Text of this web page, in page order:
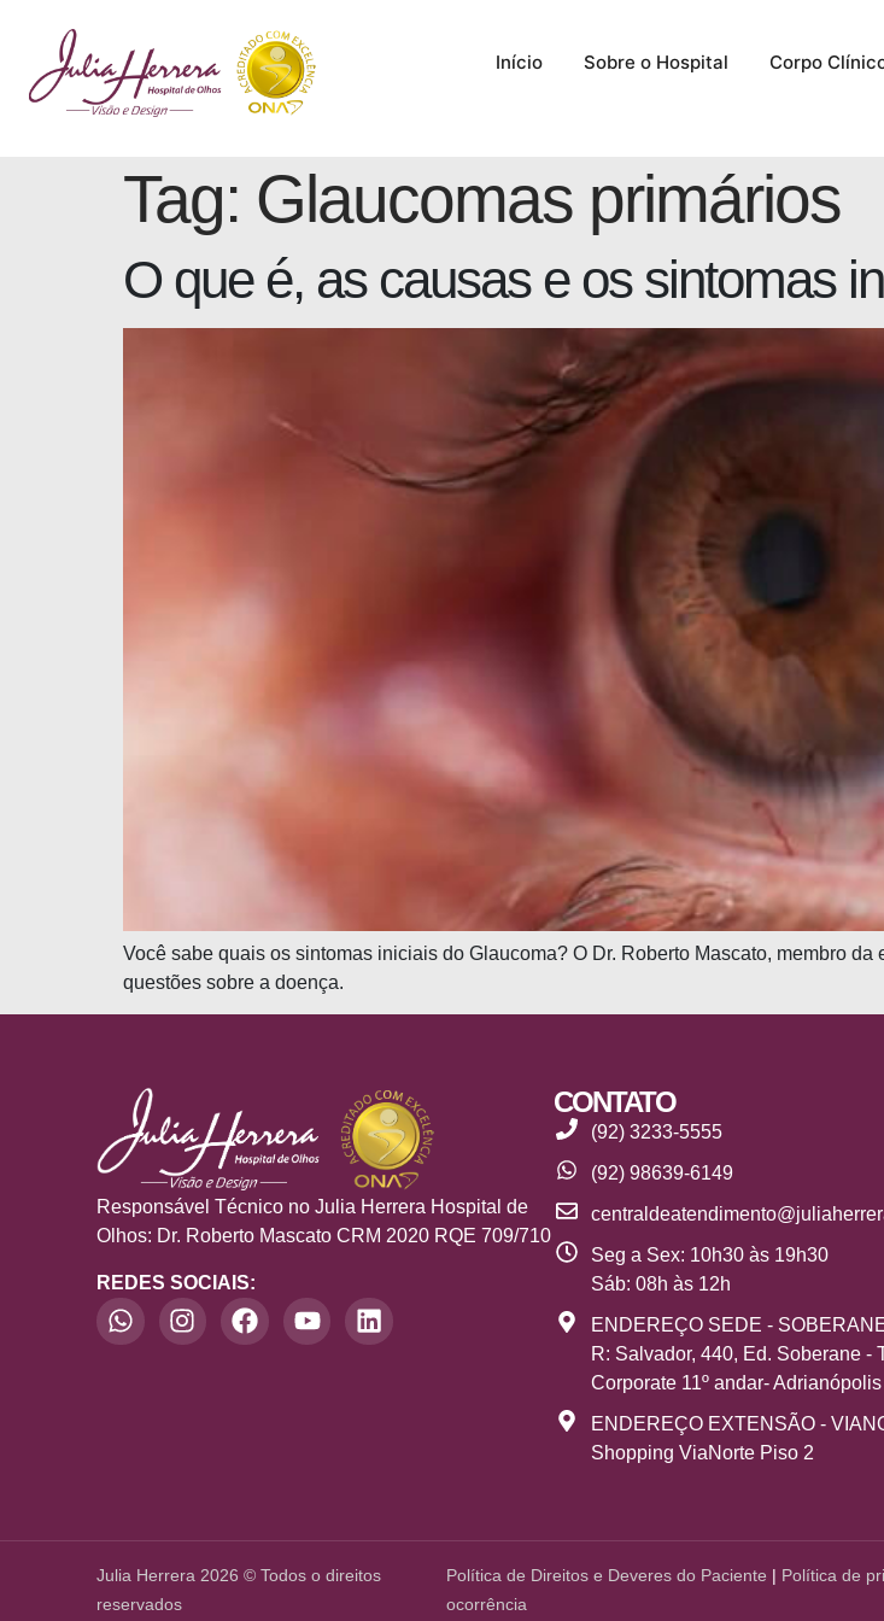
Início Sobre o Hospital Corpo
Tag: Glaucomas primários
O que é, as causas e os sintomas
Você sabe quais os sintomas iniciais do Glaucoma? O Dr. Roberto Mascato, membro
questões sobre a doença.
Responsável Técnico no Julia Herrera Hospital de
Olhos: Dr. Roberto Mascato CRM 2020 RQE 709/710
REDES SOCIAIS:
CONTATO
(92) 3233-5555
(92) 98639-6149
Seg a Sex: 10h30 às 19h30
Sáb: 08h às 12h
ENDEREÇO SEDE -
R: Salvador, 440, Ed. Soberane -
Corporate 11º andar- Adrianópolis
ENDEREÇO EXTENSÃO -
Shopping ViaNorte Piso 2
Julia Herrera 2026 © Todos o direitos
reservados
Política de Direitos e Deveres do Paciente | Política de
ocorrência